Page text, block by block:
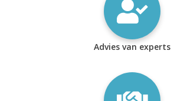
Advies van experts